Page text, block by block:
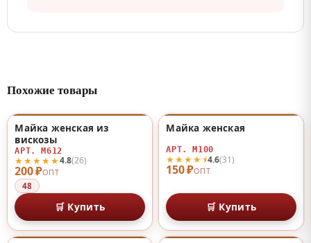
Похожие товары
200 ₽ОПТ
★★★★★4.8(26)
Майка женская из
вискозы
АРТ. М612
48
🛒 Купить
150 ₽ОПТ
★★★★⯨4.6(31)
Майка женская
АРТ. М100
🛒 Купить